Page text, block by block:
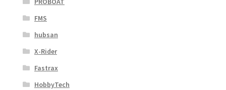
FMS
hubsan
X-Rider
Fastrax
HobbyTech